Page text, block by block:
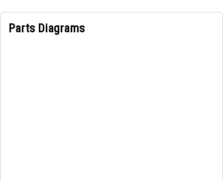
Parts Diagrams